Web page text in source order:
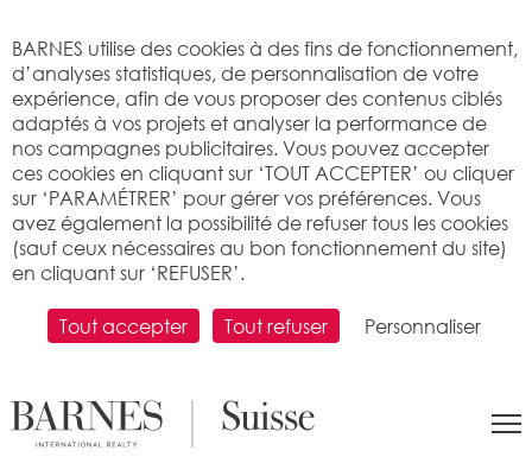
BARNES utilise des cookies à des fins de fonctionnement,
d’analyses statistiques, de personnalisation de votre
expérience, afin de vous proposer des contenus ciblés
adaptés à vos projets et analyser la performance de
nos campagnes publicitaires. Vous pouvez accepter
ces cookies en cliquant sur ‘TOUT ACCEPTER’ ou cliquer
sur ‘PARAMÉTRER’ pour gérer vos préférences. Vous
avez également la possibilité de refuser tous les cookies
(sauf ceux nécessaires au bon fonctionnement du site)
en cliquant sur ‘REFUSER’.
Tout accepter Tout refuser Personnaliser